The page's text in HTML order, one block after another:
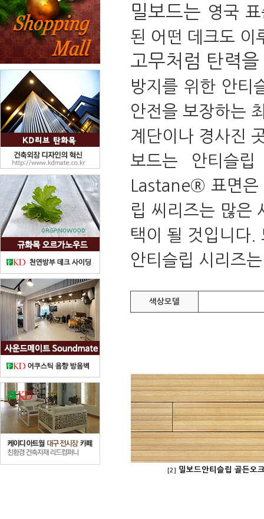
밀보드는 영국
된 어떤 데크도 이
고무처럼 탄력
방지를 위한 안티
안전을 보장하는
계단이나 경사진
보드는 안티슬
Lastane® 표면
립 씨리즈는 많은
택이 될 것입니다
안티슬립 시리즈
색상모델
[2] 밀보드안티슬립 골든오